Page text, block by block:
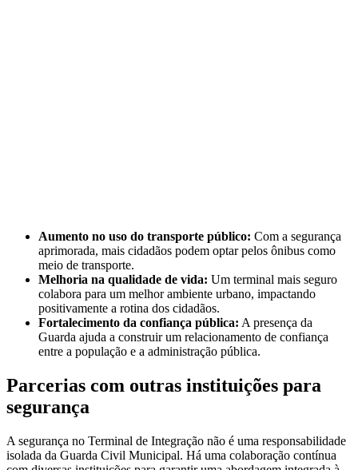
Aumento no uso do transporte público: Com a segurança
aprimorada, mais cidadãos podem optar pelos ônibus como
meio de transporte.
Melhoria na qualidade de vida: Um terminal mais seguro
colabora para um melhor ambiente urbano, impactando
positivamente a rotina dos cidadãos.
Fortalecimento da confiança pública: A presença da
Guarda ajuda a construir um relacionamento de confiança
entre a população e a administração pública.
Parcerias com outras instituições para
segurança
A segurança no Terminal de Integração não é uma responsabilidade
isolada da Guarda Civil Municipal. Há uma colaboração contínua